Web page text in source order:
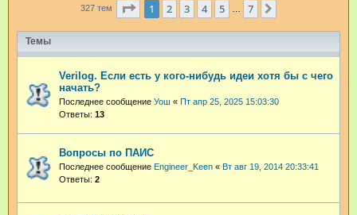
327 тем Страница из
1 2 3 4 5 7
Темы
Verilog. Если есть у кого-нибудь идеи хотя бы с чего
начать?
Последнее сообщение Уош « Пт апр 25, 2025 15:03:30
Ответы: 13
Вопросы по ПАИС
Последнее сообщение Engineer_Keen « Вт авг 19, 2014 20:33:41
Ответы: 2